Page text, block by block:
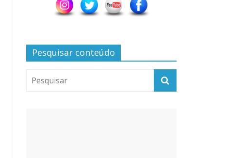
Pesquisar conteúdo